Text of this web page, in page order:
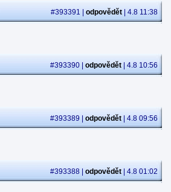
#393391 | odpovědět | 4.8 11:38
#393390 | odpovědět | 4.8 10:56
#393389 | odpovědět | 4.8 09:56
#393388 | odpovědět | 4.8 01:02